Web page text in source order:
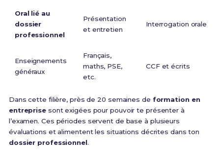
Oral lié au
dossier
professionnel
Présentation
et entretien
Interrogation orale
Enseignements
généraux
Français,
maths, PSE,
etc.
CCF et écrits
Dans cette filière, près de 20 semaines de formation en
entreprisesont exigées pour pouvoir te présenter à
l’examen. Ces périodes servent de base à plusieurs
évaluations et alimentent les situations décrites dans ton
dossier professionnel.